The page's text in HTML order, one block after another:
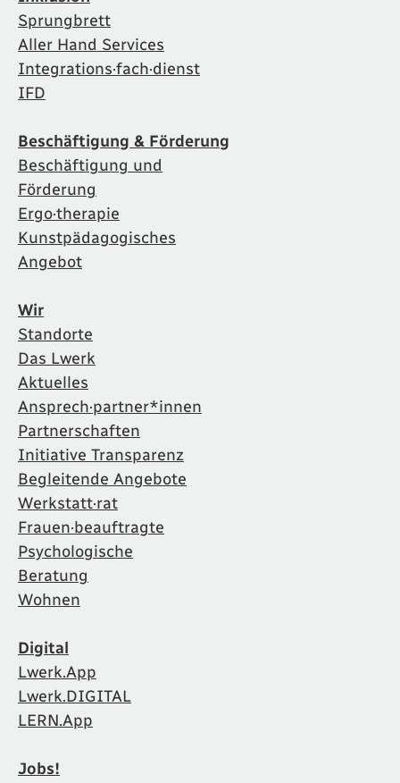
Sprungbrett
Aller Hand Services
Integrations·fach·dienst
IFD
Beschäftigung & Förderung
Beschäftigung und
Förderung
Ergo·therapie
Kunstpädagogisches
Angebot
Wir
Standorte
Das Lwerk
Aktuelles
Ansprech·partner*innen
Partnerschaften
Initiative Transparenz
Begleitende Angebote
Werkstatt·rat
Frauen·beauftragte
Psychologische
Beratung
Wohnen
Digital
Lwerk.App
Lwerk.DIGITAL
LERN.App
Jobs!